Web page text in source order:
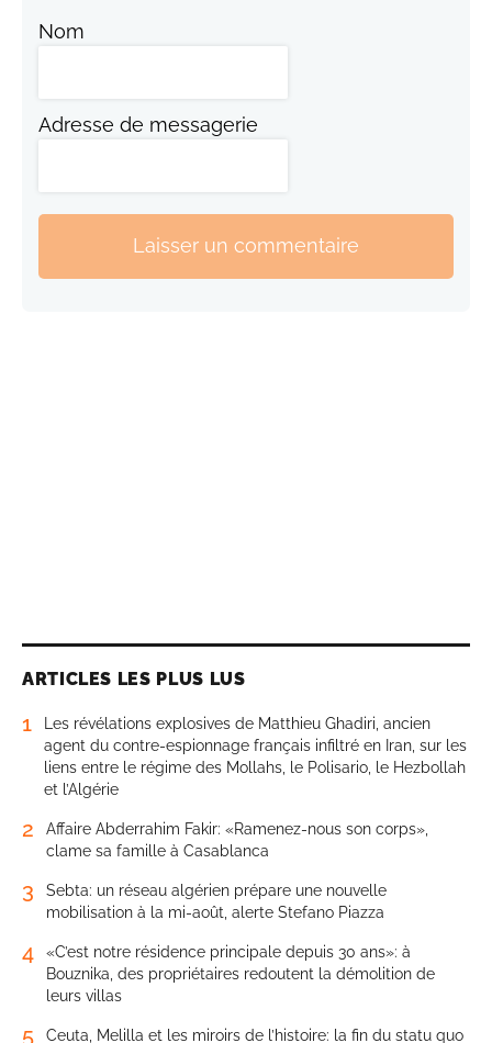
Nom
Adresse de messagerie
Laisser un commentaire
ARTICLES LES PLUS LUS
1
Les révélations explosives de Matthieu Ghadiri, ancien
agent du contre-espionnage français infiltré en Iran, sur les
liens entre le régime des Mollahs, le Polisario, le Hezbollah
et l’Algérie
2
Affaire Abderrahim Fakir: «Ramenez-nous son corps»,
clame sa famille à Casablanca
3
Sebta: un réseau algérien prépare une nouvelle
mobilisation à la mi-août, alerte Stefano Piazza
4
«C’est notre résidence principale depuis 30 ans»: à
Bouznika, des propriétaires redoutent la démolition de
leurs villas
5 Ceuta, Melilla et les miroirs de l’histoire: la fin du statu quo